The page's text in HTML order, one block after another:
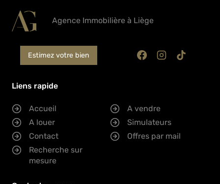
Agence Immobilière à Liège
Estimez votre bien
Liens rapide
Accueil
A vendre
A louer
Simulateurs
Contact
Offres par mail
Recherche sur
mesure